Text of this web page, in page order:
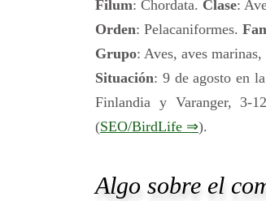
Filum: Chordata. Clase:
Orden: Pelacaniformes.
Grupo: Aves, aves
Situación: 9 de agosto en
Finlandia y Varanger, 3-
(SEO/BirdLife ⇒).
Algo sobre el